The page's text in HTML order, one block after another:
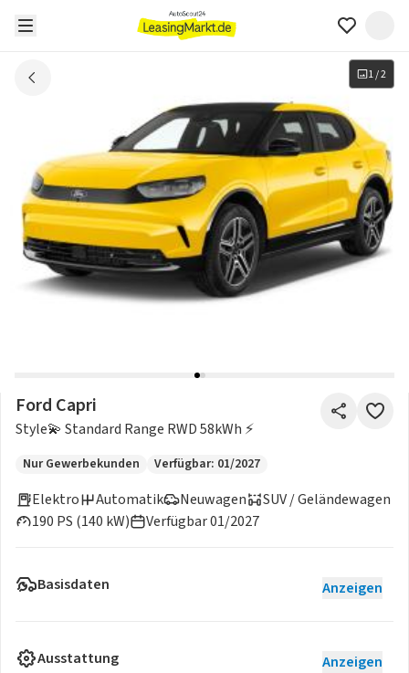
1/2
Ford Capri
Style💫 Standard Range RWD 58kWh ⚡
Nur Gewerbekunden Verfügbar: 01/2027
Elektro
Neuwagen
190 PS (140 kW)
Automatik
SUV / Geländewagen
Verfügbar 01/2027
Basisdaten Anzeigen
Ausstattung Anzeigen